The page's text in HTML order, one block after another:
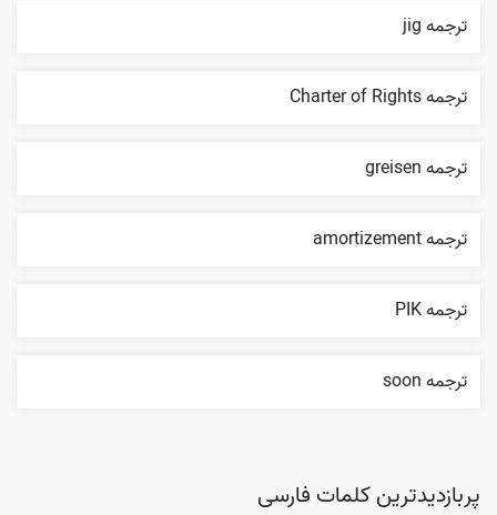
ترجمه jig
ترجمه Charter of Rights
ترجمه greisen
ترجمه amortizement
ترجمه PIK
ترجمه soon
پربازدیدترین کلمات فارسی